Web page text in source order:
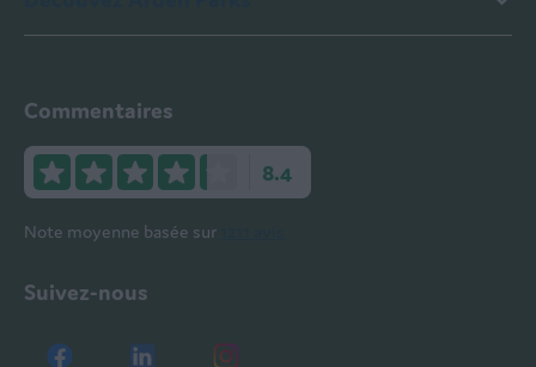
Commentaires
8.4
Note moyenne basée sur
Suivez-nous